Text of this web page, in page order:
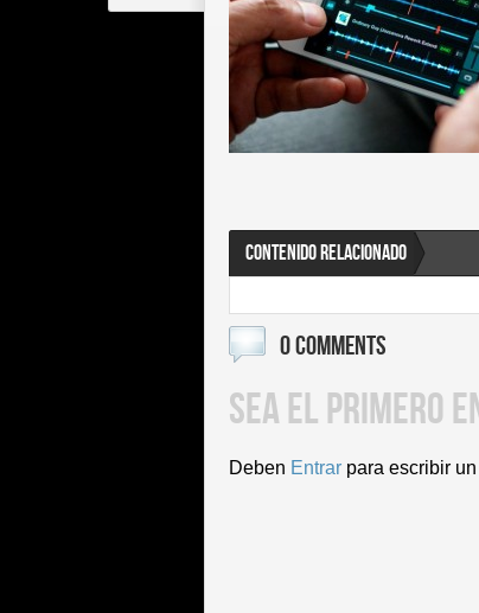
CONTENIDO RELACIONADO
0 COMMENTS
SEA EL PRIMERO
Deben Entrar para escribir